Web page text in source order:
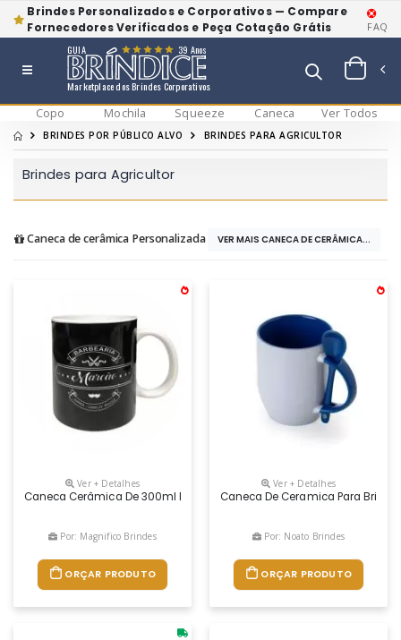
Brindes Personalizados e Corporativos — Compare
Fornecedores Verificados e Peça Cotação Grátis
FAQ
Marketplace dos Brindes Corporativos
GUIA 39 Anos
Copo Mochila Squeeze Caneca Ver Todos
BRINDES POR PÚBLICO ALVO BRINDES PARA AGRICULTOR
Brindes para Agricultor
Caneca de cerâmica Personalizada VER MAIS CANECA DE CERÂMICA...
Ver + Detalhes
Caneca Cerâmica De 300ml Branca, Gravação Em Sublimação.
Por: Magnifico Brindes
ORÇAR PRODUTO
Ver + Detalhes
Caneca De Ceramica Para
Por: Noato Brindes
ORÇAR PRODUTO